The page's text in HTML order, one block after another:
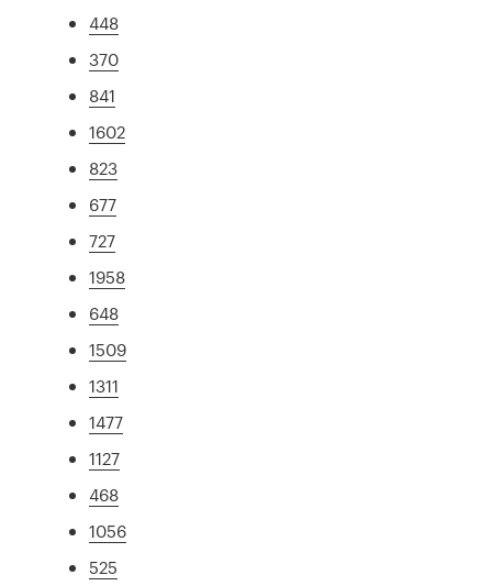
448
370
841
1602
823
677
727
1958
648
1509
1311
1477
1127
468
1056
525